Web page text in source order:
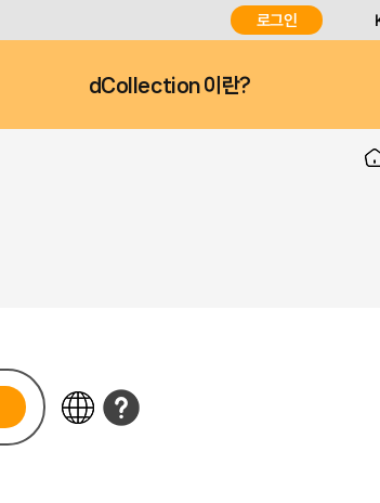
로그인
dCollection 이란?